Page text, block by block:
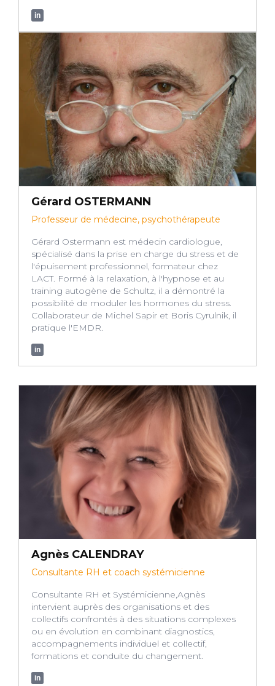
in
Gérard OSTERMANN
Professeur de médecine, psychothérapeute
Gérard Ostermann est médecin cardiologue,
spécialisé dans la prise en charge du stress et de
l'épuisement professionnel, formateur chez
LACT. Formé à la relaxation, à l'hypnose et au
training autogène de Schultz, il a démontré la
possibilité de moduler les hormones du stress.
Collaborateur de Michel Sapir et Boris Cyrulnik, il
pratique l'EMDR.
in
Agnès CALENDRAY
Consultante RH et coach systémicienne
Consultante RH et Systémicienne,Agnès
intervient auprès des organisations et des
collectifs confrontés à des situations complexes
ou en évolution en combinant diagnostics,
accompagnements individuel et collectif,
formations et conduite du changement.
in